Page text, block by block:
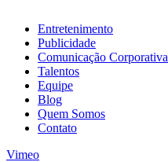
Entretenimento
Publicidade
Comunicação Corporativa
Talentos
Equipe
Blog
Quem Somos
Contato
Vimeo